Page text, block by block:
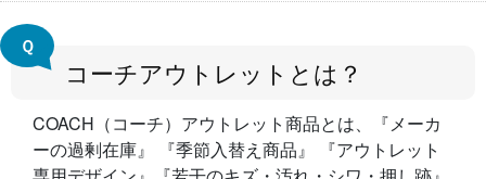
Ｑ
コーチアウトレットとは？
COACH（コーチ）アウトレット商品とは、『メーカ
ーの過剰在庫』 『季節入替え商品』 『アウトレット